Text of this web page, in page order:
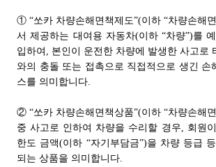
① “쏘카 차량손해면책제도”(이하 “차량손해
서 제공하는 대여용 자동차(이하 “차량”)를
입하여, 본인이 운전한 차량에 발생한 사고로
와의 충돌 또는 접촉으로 직접적으로 생긴 손
스를 의미합니다.
② “쏘카 차량손해면책상품”(이하 “차량손해
중 사고로 인하여 차량을 수리할 경우, 회원
한도 금액(이하 “자기부담금”)을 차량 등급
되는 상품을 의미합니다.